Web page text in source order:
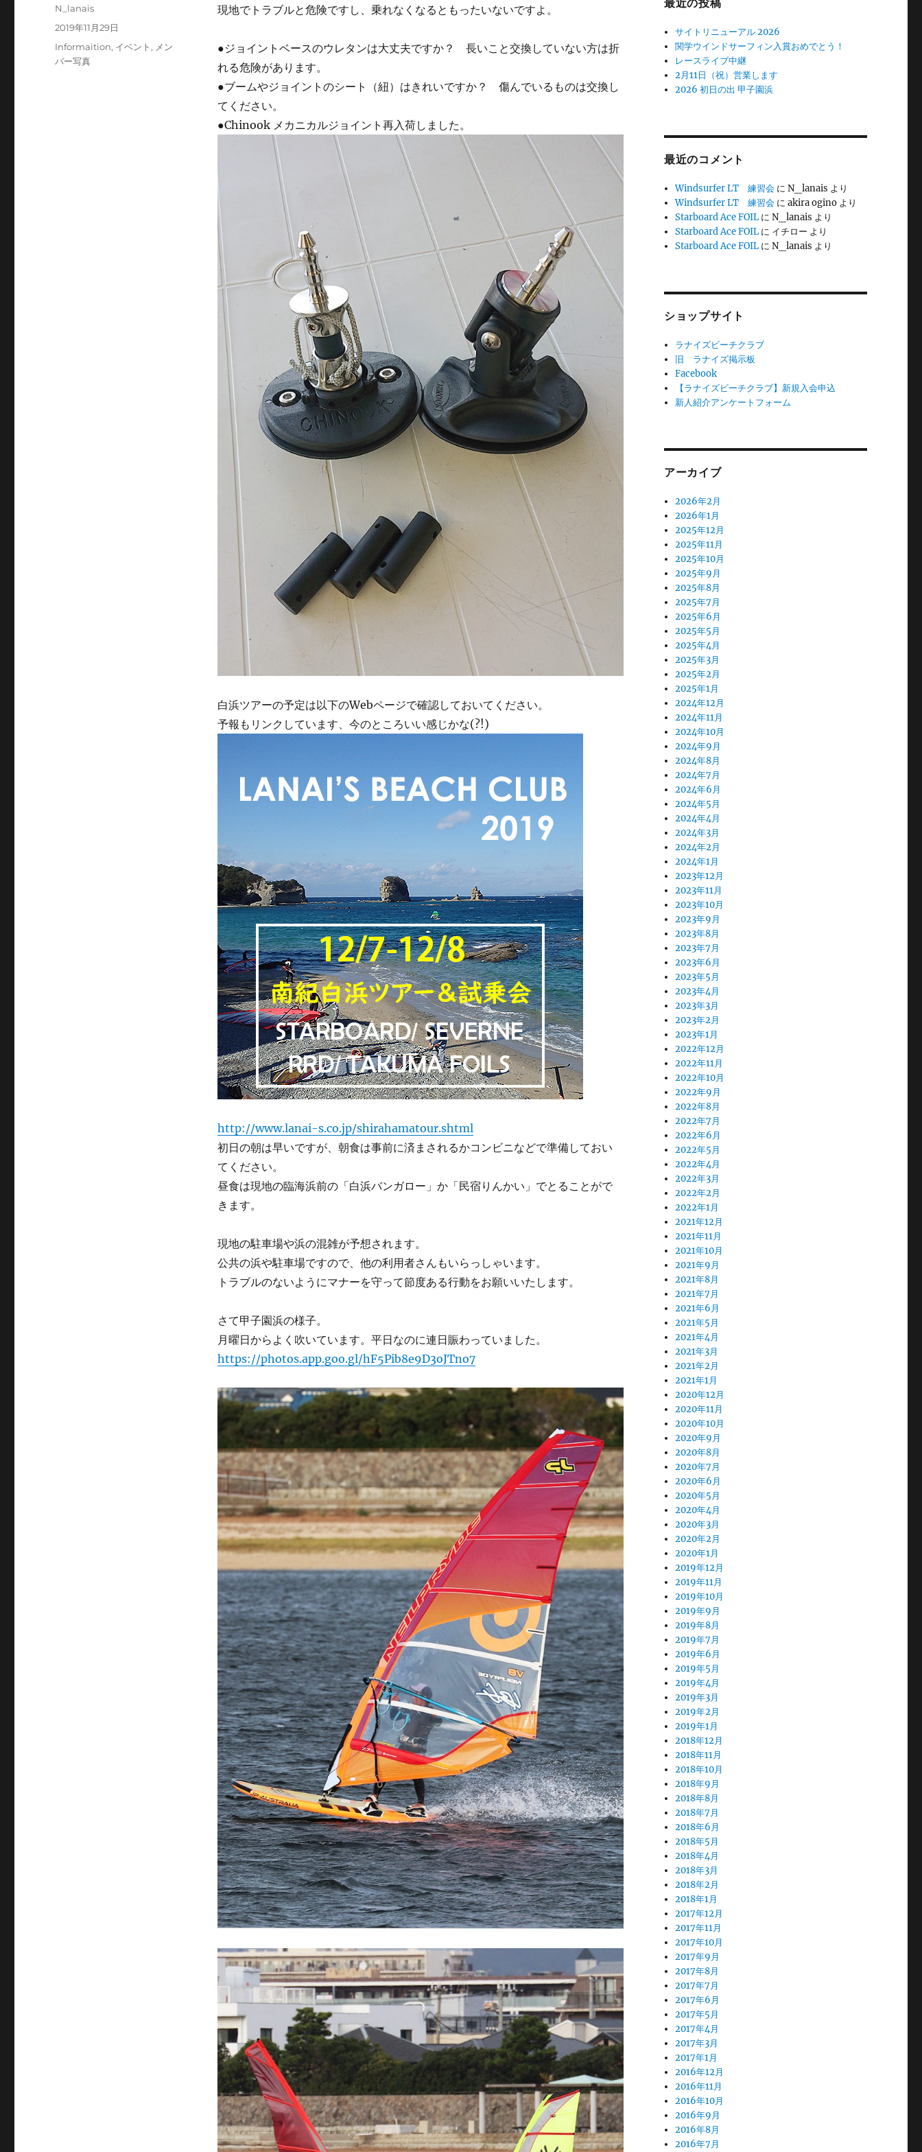
現地でトラブルと危険ですし、乗れなくなるともったいないですよ。
●ジョイントベースのウレタンは大丈夫ですか？ 長いこと交換していない方は折
れる危険があります。
●ブームやジョイントのシート（紐）はきれいですか？ 傷んでいるものは交換し
てください。
●Chinook メカニカルジョイント再入荷しました。
白浜ツアーの予定は以下のWebページで確認しておいてください。
予報もリンクしています、今のところいい感じかな(?!)
http://www.lanai-s.co.jp/shirahamatour.shtml
初日の朝は早いですが、朝食は事前に済まされるかコンビニなどで準備しておい
てください。
昼食は現地の臨海浜前の「白浜バンガロー」か「民宿りんかい」でとることがで
きます。
現地の駐車場や浜の混雑が予想されます。
公共の浜や駐車場ですので、他の利用者さんもいらっしゃいます。
トラブルのないようにマナーを守って節度ある行動をお願いいたします。
さて甲子園浜の様子。
月曜日からよく吹いています。平日なのに連日賑わっていました。
https://photos.app.goo.gl/hF5Pib8e9D3oJTno7
投
N_lanais
投
2019年11月29日
カ
テ
Informaition, イベント , メン
バー写真
最近の投稿
サイトリニューアル 2026
関学ウインドサーフィン入賞おめでとう！
レースライブ中継
2月11日（祝）営業します
2026 初日の出 甲子園浜
最近のコメント
Windsurfer LT 練習会 にN_lanais より
Windsurfer LT 練習会 にakira ogino より
Starboard Ace FOIL にN_lanais より
Starboard Ace FOIL に イチロー より
Starboard Ace FOIL にN_lanais より
ショップサイト
ラナイズビーチクラブ
旧 ラナイズ掲示板
Facebook
【ラナイズビーチクラブ】新規入会申込
新人紹介アンケートフォーム
アーカイブ
2026年2月
2026年1月
2025年12月
2025年11月
2025年10月
2025年9月
2025年8月
2025年7月
2025年6月
2025年5月
2025年4月
2025年3月
2025年2月
2025年1月
2024年12月
2024年11月
2024年10月
2024年9月
2024年8月
2024年7月
2024年6月
2024年5月
2024年4月
2024年3月
2024年2月
2024年1月
2023年12月
2023年11月
2023年10月
2023年9月
2023年8月
2023年7月
2023年6月
2023年5月
2023年4月
2023年3月
2023年2月
2023年1月
2022年12月
2022年11月
2022年10月
2022年9月
2022年8月
2022年7月
2022年6月
2022年5月
2022年4月
2022年3月
2022年2月
2022年1月
2021年12月
2021年11月
2021年10月
2021年9月
2021年8月
2021年7月
2021年6月
2021年5月
2021年4月
2021年3月
2021年2月
2021年1月
2020年12月
2020年11月
2020年10月
2020年9月
2020年8月
2020年7月
2020年6月
2020年5月
2020年4月
2020年3月
2020年2月
2020年1月
2019年12月
2019年11月
2019年10月
2019年9月
2019年8月
2019年7月
2019年6月
2019年5月
2019年4月
2019年3月
2019年2月
2019年1月
2018年12月
2018年11月
2018年10月
2018年9月
2018年8月
2018年7月
2018年6月
2018年5月
2018年4月
2018年3月
2018年2月
2018年1月
2017年12月
2017年11月
2017年10月
2017年9月
2017年8月
2017年7月
2017年6月
2017年5月
2017年4月
2017年3月
2017年1月
2016年12月
2016年11月
2016年10月
2016年9月
2016年8月
2016年7月